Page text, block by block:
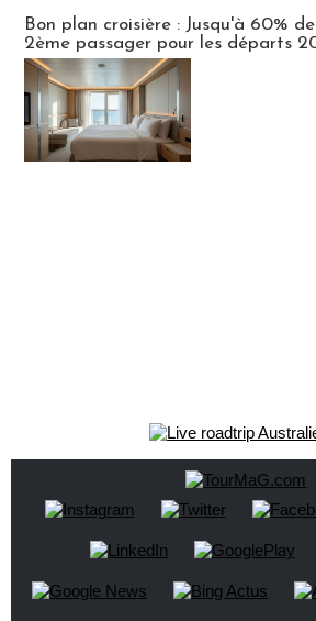
Bon plan croisière : Jusqu'à 60%
2ème passager pour les départs